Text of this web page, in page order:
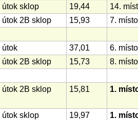
útok sklop 19,44
14.
útok 2B sklop 15,93 7. místo
útok 37,01
6. místo
útok 2B sklop 15,73 8. místo
útok 2B sklop 15,81 1.
útok sklop 19,97
1.